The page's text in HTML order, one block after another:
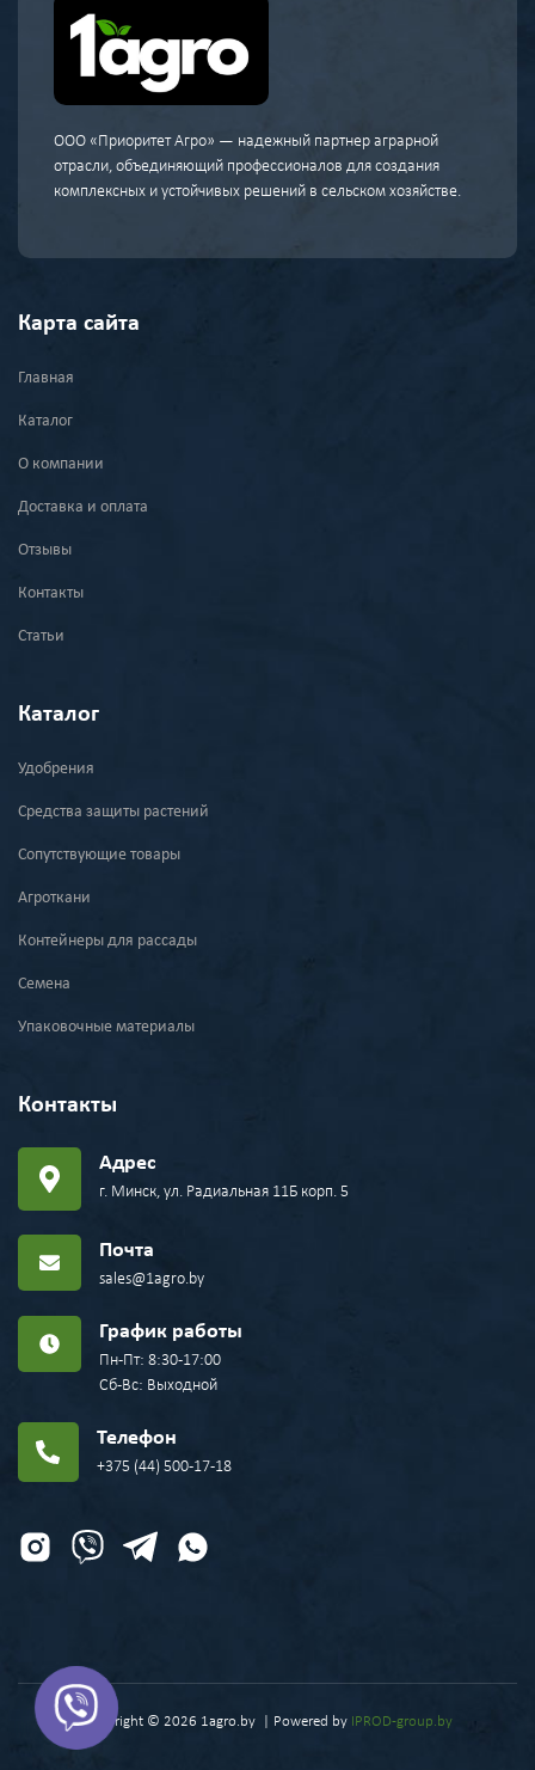
ООО «Приоритет Агро» — надежный партнер аграрной
отрасли, объединяющий профессионалов для создания
комплексных и устойчивых решений в сельском хозяйстве.
Карта сайта
Главная
Каталог
О компании
Доставка и оплата
Отзывы
Контакты
Статьи
Каталог
Удобрения
Средства защиты растений
Сопутствующие товары
Агроткани
Контейнеры для рассады
Семена
Упаковочные материалы
Контакты
Адрес
г. Минск, ул. Радиальная 11Б корп. 5
Почта
sales@1agro.by
График работы
Пн-Пт: 8:30-17:00
Сб-Вс: Выходной
Телефон
+375 (44) 500-17-18
Copyright © 2026 1agro.by | Powered by IPROD-group.by